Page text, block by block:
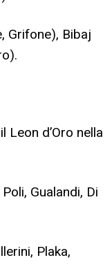
Grifone), Bibaj
d’Oro nella
Gualandi, Di
Plaka,